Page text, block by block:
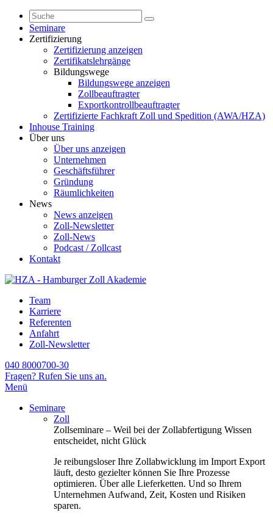
Seminare
Zertifizierung
Zertifizierung anzeigen
Zertifikatslehrgänge
Bildungswege
Bildungswege anzeigen
Zollbeauftragter
Exportkontrollbeauftragter
Zertifizierte Fachkraft Zoll und Spedition (AWA/HZA)
Inhouse Training
Über uns
Über uns anzeigen
Unternehmen
Geschäftsführer
Gründung
Räumlichkeiten
News
News anzeigen
Zoll-Newsletter
Zoll-News
Podcast / Zollcast
Kontakt
Team
Karriere
Referenten
Anfahrt
Zoll-Newsletter
040 8000700-30
Fragen? Rufen Sie uns an.
Menü
Seminare
Zoll
Zollseminare – Weil bei der Zollabfertigung Wissen
entscheidet, nicht Glück
Je reibungsloser Ihre Zollabwicklung im Import Export
läuft, desto gezielter können Sie Ihre Prozesse
optimieren. Über alle Lieferketten. Und so Ihrem
Unternehmen Aufwand, Zeit, Kosten und Risiken
sparen.